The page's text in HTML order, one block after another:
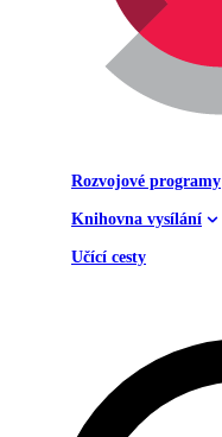
Rozvojové programy
Knihovna vysílání
Učící cesty